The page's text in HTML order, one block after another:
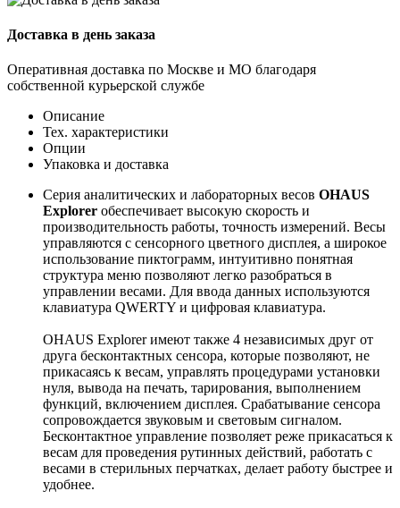
Доставка в день заказа
Оперативная доставка по Москве и МО благодаря
собственной курьерской службе
Описание
Тех. характеристики
Опции
Упаковка и доставка
Серия аналитических и лабораторных весов OHAUS
Explorer обеспечивает высокую скорость и
производительность работы, точность измерений. Весы
управляются с сенсорного цветного дисплея, а широкое
использование пиктограмм, интуитивно понятная
структура меню позволяют легко разобраться в
управлении весами. Для ввода данных используются
клавиатура QWERTY и цифровая клавиатура.
OHAUS Explorer имеют также 4 независимых друг от
друга бесконтактных сенсора, которые позволяют, не
прикасаясь к весам, управлять процедурами установки
нуля, вывода на печать, тарирования, выполнением
функций, включением дисплея. Срабатывание сенсора
сопровождается звуковым и световым сигналом.
Бесконтактное управление позволяет реже прикасаться к
весам для проведения рутинных действий, работать с
весами в стерильных перчатках, делает работу быстрее и
удобнее.